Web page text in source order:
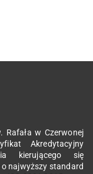
Rafała w Czerwonej
Akredytacyjny
kierującego się
najwyższy standard